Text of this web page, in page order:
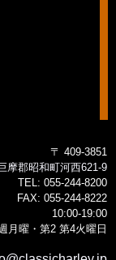
〒 409-3851
摩郡昭和町河西621-9
TEL: 055-244-8200
FAX: 055-244-8222
10:00-19:00
月曜・第2 第4火曜日